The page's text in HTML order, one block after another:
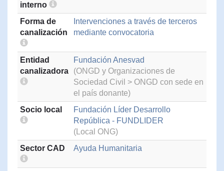
interno
Forma de
canalización
Intervenciones a través de terceros
mediante convocatoria
Entidad
canalizadora
Fundación Anesvad
(ONGD y Organizaciones de
Sociedad Civil > ONGD con sede en
el país donante)
Socio local
Fundación Líder Desarrollo
República - FUNDLIDER
(Local ONG)
Sector CAD
Ayuda Humanitaria